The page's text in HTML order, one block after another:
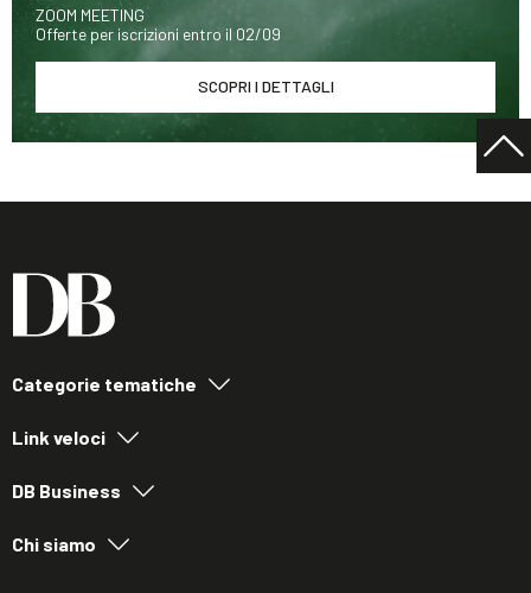
ZOOM MEETING
Offerte per iscrizioni entro il 02/09
SCOPRI I DETTAGLI
Categorie tematiche
Link veloci
DB Business
Chi siamo